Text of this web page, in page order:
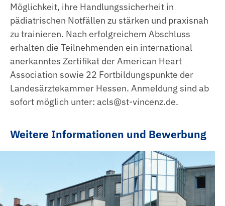
Möglichkeit, ihre Handlungssicherheit in
pädiatrischen Notfällen zu stärken und praxisnah
zu trainieren. Nach erfolgreichem Abschluss
erhalten die Teilnehmenden ein international
anerkanntes Zertifikat der American Heart
Association sowie 22 Fortbildungspunkte der
Landesärztekammer Hessen. Anmeldung sind ab
sofort möglich unter: acls@st-vincenz.de.
Weitere Informationen und Bewerbung